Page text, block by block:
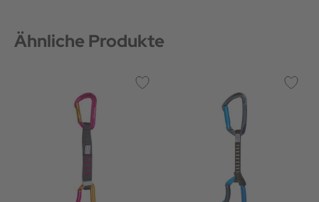
Ähnliche Produkte